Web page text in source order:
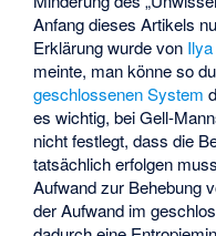
Anfang dieses Artikels
Erklärung wurde von
meinte, man könne so
geschlossenen System
es wichtig, bei Gell-
nicht festlegt, dass die
tatsächlich erfolgen
Aufwand zur Behebung
der Aufwand im